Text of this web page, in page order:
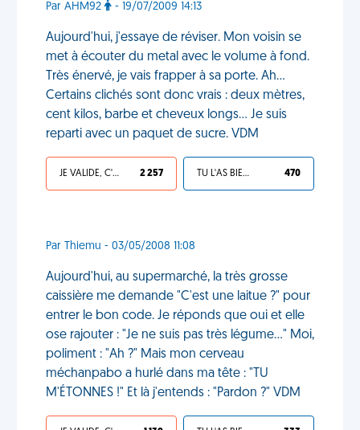
Par AHM92 - 19/07/2009 14:13
Aujourd'hui, j'essaye de réviser. Mon voisin se
met à écouter du metal avec le volume à fond.
Très énervé, je vais frapper à sa porte. Ah...
Certains clichés sont donc vrais : deux mètres,
cent kilos, barbe et cheveux longs... Je suis
reparti avec un paquet de sucre. VDM
JE VALIDE, C'EST UNE VDM 2 257 TU L'AS BIEN MÉRITÉ 470
Par Thiemu - 03/05/2008 11:08
Aujourd'hui, au supermarché, la très grosse
caissière me demande "C'est une laitue ?" pour
entrer le bon code. Je réponds que oui et elle
ose rajouter : "Je ne suis pas très légume..." Moi,
poliment : "Ah ?" Mais mon cerveau
méchanpabo a hurlé dans ma tête : "TU
M'ÉTONNES !" Et là j'entends : "Pardon ?" VDM